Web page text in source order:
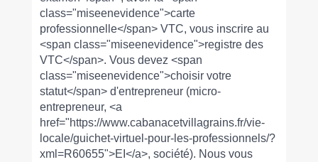
class="miseenevidence">carte
professionnelle</span> VTC, vous inscrire au
<span class="miseenevidence">registre des
VTC</span>. Vous devez <span
class="miseenevidence">choisir votre
statut</span> d'entrepreneur (micro-
entrepreneur, <a
href="https://www.cabanacetvillagrains.fr/vie-
locale/guichet-virtuel-pour-les-professionnels/?
xml=R60655">EI</a>, société). Nous vous